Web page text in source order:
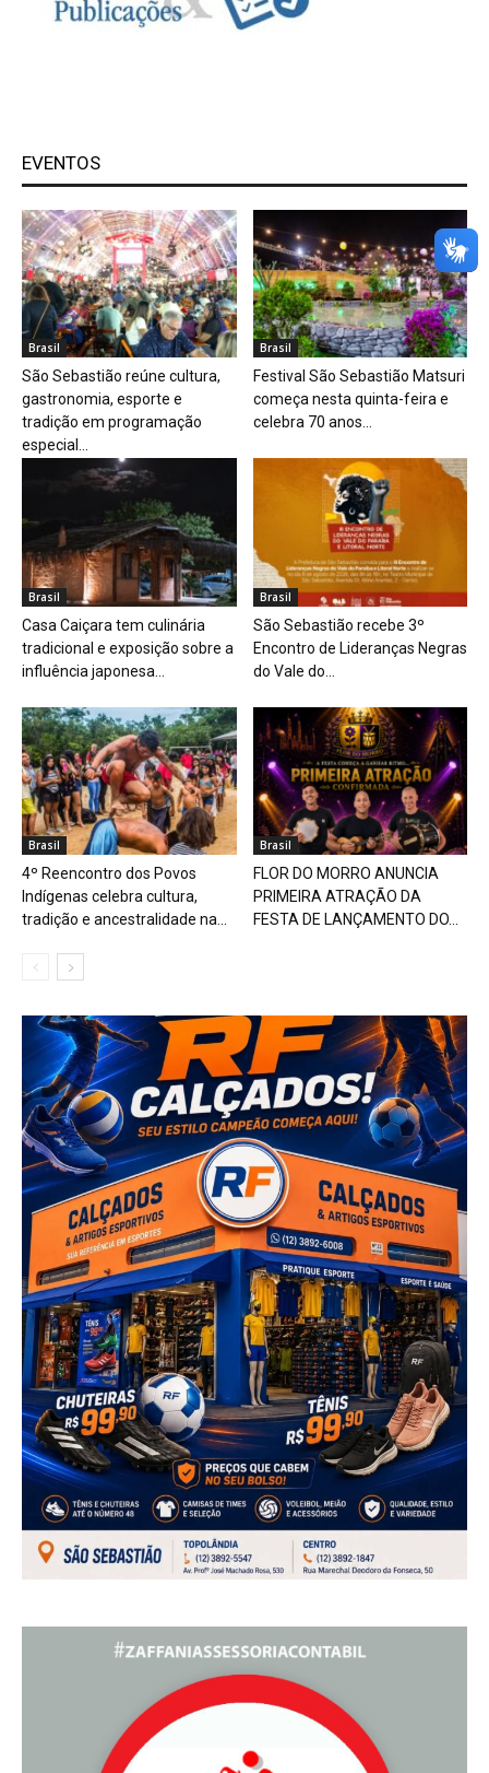
EVENTOS
Brasil
São Sebastião reúne cultura,
gastronomia, esporte e
tradição em programação
especial...
Brasil
Festival São Sebastião Matsuri
começa nesta quinta-feira e
celebra 70 anos...
Brasil
Casa Caiçara tem culinária
tradicional e exposição sobre a
influência japonesa...
Brasil
São Sebastião recebe 3º
Encontro de Lideranças Negras
do Vale do...
Brasil
4º Reencontro dos Povos
Indígenas celebra cultura,
tradição e ancestralidade na...
Brasil
FLOR DO MORRO ANUNCIA
PRIMEIRA ATRAÇÃO DA
FESTA DE LANÇAMENTO DO...